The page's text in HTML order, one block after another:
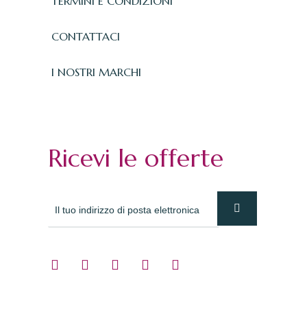
CONTATTACI
I NOSTRI MARCHI
Ricevi le offerte